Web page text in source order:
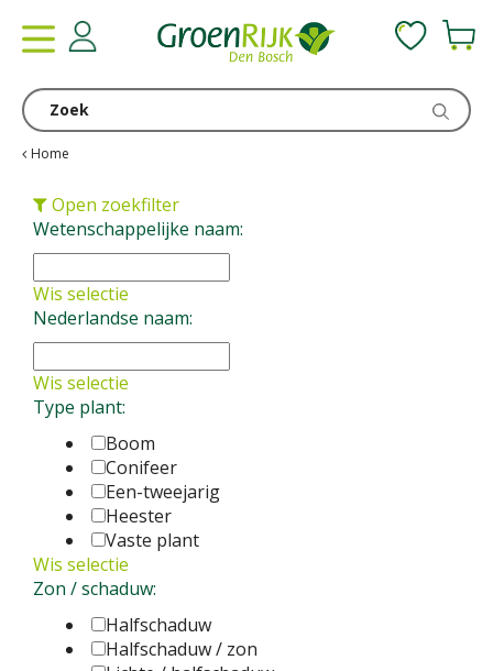
Home
Open zoekfilter
Wetenschappelijke naam:
Wis selectie
Nederlandse naam:
Wis selectie
Type plant:
Boom
Conifeer
Een-tweejarig
Heester
Vaste plant
Wis selectie
Zon / schaduw:
Halfschaduw
Halfschaduw / zon